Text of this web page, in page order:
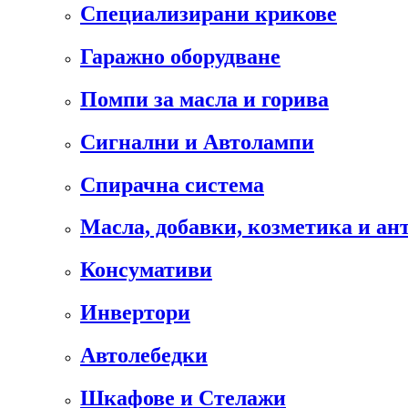
Специализирани крикове
Гаражно оборудване
Помпи за масла и горива
Сигнални и Автолампи
Спирачна система
Масла, добавки, козметика и
Консумативи
Инвертори
Автолебедки
Шкафове и Стелажи